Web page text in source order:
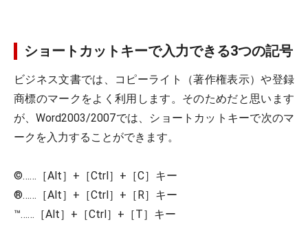
ショートカットキーで入力できる3つの記号
ビジネス文書では、コピーライト（著作権表示）や登録
商標のマークをよく利用します。そのためだと思います
が、Word2003/2007では、ショートカットキーで次のマ
ークを入力することができます。
©……［Alt］+［Ctrl］+［C］キー
®……［Alt］+［Ctrl］+［R］キー
™……［Alt］+［Ctrl］+［T］キー